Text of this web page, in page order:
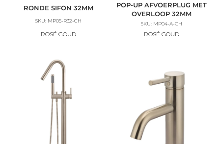
ROSÉ GOUD
RONDE SIFON 32MM
SKU: MP05-R32-CH
ROSÉ GOUD
POP-UP AFVOERPLUG MET
OVERLOOP 32MM
SKU: MP04-A-CH